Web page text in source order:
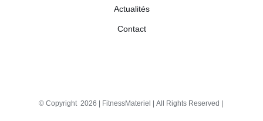
Actualités
Contact
© Copyright 2026 | FitnessMateriel | All Rights Reserved |